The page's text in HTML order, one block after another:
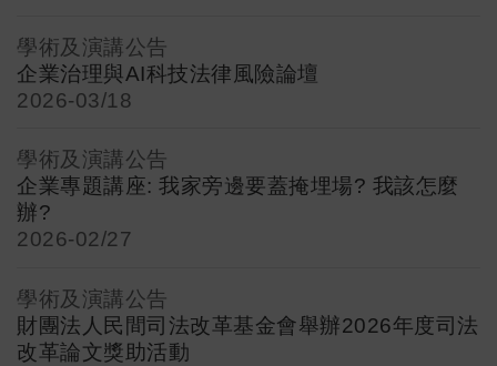
學術及演講公告
企業治理與AI科技法律風險論壇
2026-03/18
學術及演講公告
企業專題講座: 我家旁邊要蓋掩埋場? 我該怎麼
辦?
2026-02/27
學術及演講公告
財團法人民間司法改革基金會舉辦2026年度司法
改革論文獎助活動